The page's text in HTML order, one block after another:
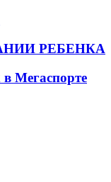
РЕБЕНКА
Мегаспорте